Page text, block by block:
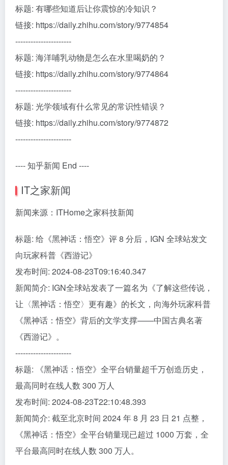
标题: 有哪些知道后让你震惊的冷知识？
链接: https://daily.zhihu.com/story/9774854
----------------------
标题: 海洋哺乳动物是怎么在水里喝奶的？
链接: https://daily.zhihu.com/story/9774864
----------------------
标题: 光学领域有什么常见的常识性错误？
链接: https://daily.zhihu.com/story/9774872
----------------------
---- 知乎新闻 End ----
IT之家新闻
新闻来源：ITHome之家科技新闻
标题: 给《黑神话：悟空》评 8 分后，IGN 全球站发文
向玩家科普《西游记》
发布时间: 2024-08-23T09:16:40.347
新闻简介: IGN全球站发表了一篇名为《了解这些传说，
让〈黑神话：悟空〉更有趣》的长文，向海外玩家科普
《黑神话：悟空》背后的文学支撑——中国古典名著
《西游记》。
----------------------
标题: 《黑神话：悟空》全平台销量超千万创造历史，
最高同时在线人数 300 万人
发布时间: 2024-08-23T22:10:48.393
新闻简介: 截至北京时间 2024 年 8 月 23 日 21 点整，
《黑神话：悟空》全平台销量现已超过 1000 万套，全
平台最高同时在线人数 300 万人。